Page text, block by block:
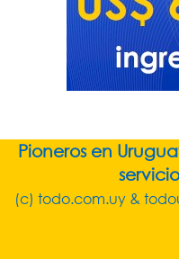
Pioneros en
(c) todo.com.uy &